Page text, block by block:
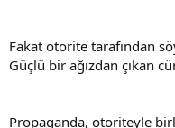
Fakat otorite tarafından
Güçlü bir ağızdan çıkan
Propaganda, otoriteyle